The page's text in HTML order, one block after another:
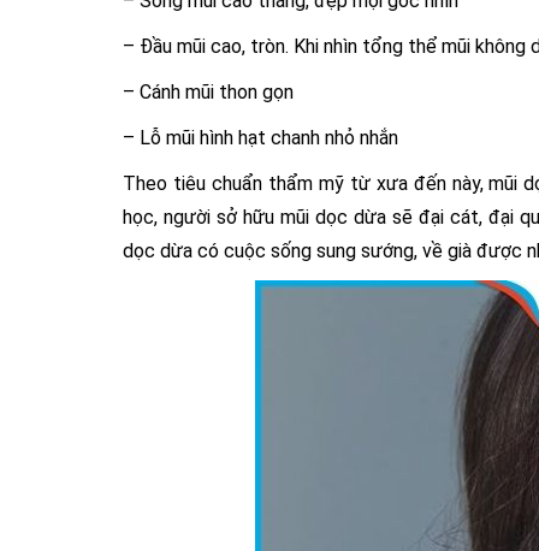
– Đầu mũi cao, tròn. Khi nhìn tổng thể mũi không
– Cánh mũi thon gọn
– Lỗ mũi hình hạt chanh nhỏ nhắn
Theo tiêu chuẩn thẩm mỹ từ xưa đến này, mũi
học, người sở hữu mũi dọc dừa sẽ đại cát, đại
dọc dừa có cuộc sống sung sướng, về già được